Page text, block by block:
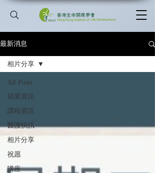
最新消息
All Posts
就業資訊
課程資訊
醫護快訊
相片分享
祝愿
講座
相片分享